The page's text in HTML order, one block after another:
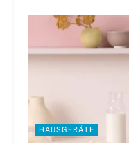
HAUSGERÄTE